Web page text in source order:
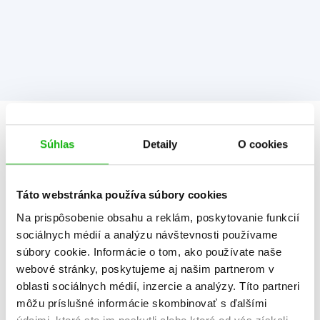
Súhlas Detaily O cookies
Táto webstránka používa súbory cookies
Na prispôsobenie obsahu a reklám, poskytovanie funkcií
sociálnych médií a analýzu návštevnosti používame
súbory cookie. Informácie o tom, ako používate naše
webové stránky, poskytujeme aj našim partnerom v
oblasti sociálnych médií, inzercie a analýzy. Títo partneri
môžu príslušné informácie skombinovať s ďalšími
Informácie
Žáner
ilustrované knihy
Počet strán 304
K stiahnutiu Ukážka.pdf
Dátum vydania 30.5.2025